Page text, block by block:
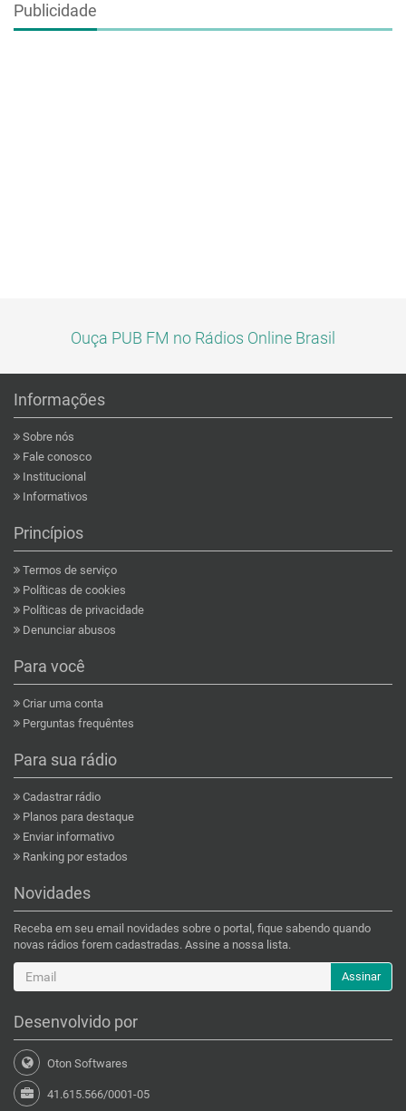
Publicidade
Ouça PUB FM no Rádios Online Brasil
Informações
Sobre nós
Fale conosco
Institucional
Informativos
Princípios
Termos de serviço
Políticas de cookies
Políticas de privacidade
Denunciar abusos
Para você
Criar uma conta
Perguntas frequêntes
Para sua rádio
Cadastrar rádio
Planos para destaque
Enviar informativo
Ranking por estados
Novidades
Receba em seu email novidades sobre o portal, fique sabendo quando
novas rádios forem cadastradas. Assine a nossa lista.
Assinar
Desenvolvido por
Oton Softwares
41.615.566/0001-05